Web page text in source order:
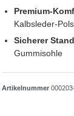
Premium-
Kalbsleder-
Sicherer Stand
Gummisohle
Artikelnummer